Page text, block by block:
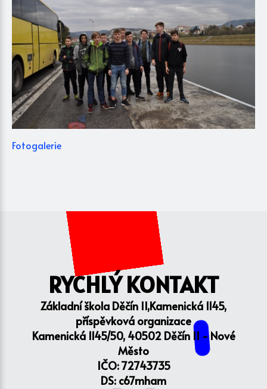
Fotogalerie
RYCHLÝ KONTAKT
Základní škola Děčín II,Kamenická 1145,
příspěvková organizace
Kamenická 1145/50, 40502 Děčín II - Nové
Město
IČO: 72743735
DS: c67mham